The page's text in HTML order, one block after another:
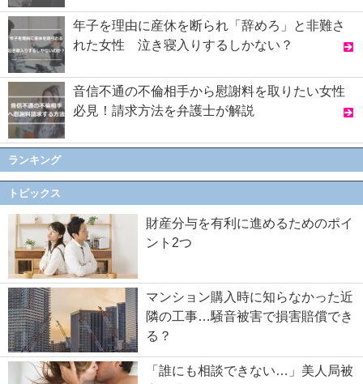
年子を理由に産休を断られ「辞めろ」と非難さ
れた女性 泣き寝入りするしかない？
音信不通の不倫相手から慰謝料を取りたい女性
必見！請求方法を弁護士が解説
ランキング
トピックス
財産分与を有利に進めるためのポイ
ント2つ
マンション購入時に知らなかった近
隣の工事…騒音被害で損害賠償でき
る？
「誰にも相談できない…」美人局被